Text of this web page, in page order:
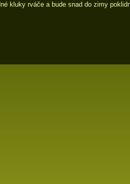
kluky rváče a bude snad do zimy